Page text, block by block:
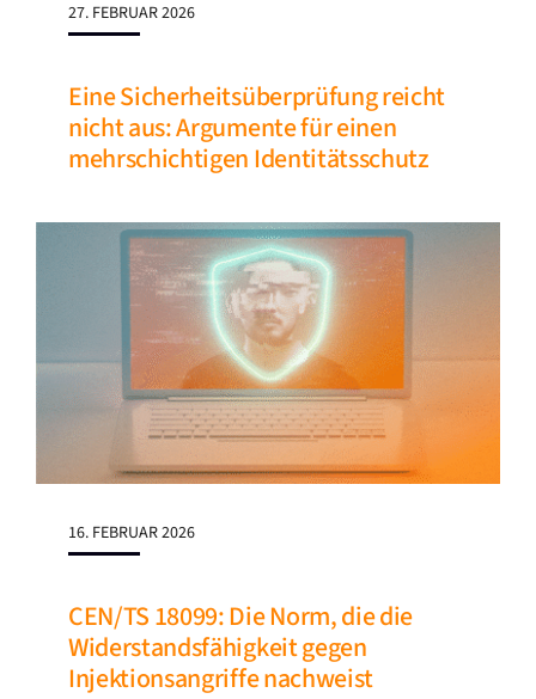
27. FEBRUAR 2026
Eine Sicherheitsüberprüfung reicht
nicht aus: Argumente für einen
mehrschichtigen Identitätsschutz
16. FEBRUAR 2026
CEN/TS 18099: Die Norm, die die
Widerstandsfähigkeit gegen
Injektionsangriffe nachweist